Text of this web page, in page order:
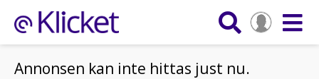
Annonsen kan inte hittas just nu.